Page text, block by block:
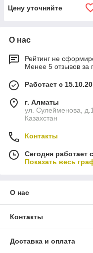
Цену уточняйте
О нас
Рейтинг не
Менее 5 отзывов за
Работает с
г. Алматы
ул. Сулейменова,
Казахстан
Контакты
Сегодня работает
Показать весь
О нас
Контакты
Доставка и оплата